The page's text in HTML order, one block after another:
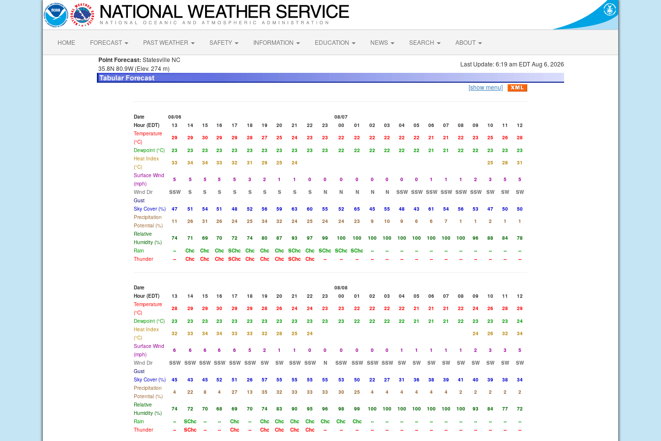
HOME FORECAST PAST WEATHER SAFETY INFORMATION EDUCATION NEWS SEARCH ABOUT
Point Forecast: Statesville NC
35.8N 80.9W (Elev. 274 m)
Last Update: 6:19 am EDT Aug 6, 2026
[show menu]
Date 08/06
08/07
Hour (EDT)
13 14 15 16 17 18 19 20 21 22 23 00 01 02 03 04 05 06 07 08 09 10 11
12
Temperature
(°C)
29 29 30 29 29 28 27 25 24 23 23 22 22 22 22 22 22 21 21 22 23 25 26
28
Dewpoint (°C)
23 23 23 23 23 23 23 23 23 23 23 22 22 22 22 22 22 21 21 22 22 23 23
23
Heat Index
(°C)
33 34 34 33 32 31 29 25 24 25 28
31
Surface Wind
(mph)
5 5 5 5 5 3 2 1 1 0 0 0 0 0 0 0 0 1 1 1 2 3 5
5
Wind Dir
SSW S S S S S S S S S N N N N N SSW SSW SSW SSW SSW SSW SW SW
SW
Gust
Sky Cover (%)
47 51 54 51 48 52 56 59 63 60 55 52 65 45 55 48 43 61 54 56 53 47 50
50
Precipitation
Potential (%)
11 26 31 26 24 25 34 32 24 25 24 24 23 9 10 9 6 6 7 1 1 2 1
1
Relative
Humidity (%)
74 71 69 70 72 74 80 87 93 97 99 100 100 100 100 100 100 100 100 100 96 88 84
78
Rain
-- Chc Chc Chc SChc Chc Chc Chc SChc Chc SChc SChc SChc -- -- -- -- -- -- -- -- -- --
--
Thunder
-- Chc Chc Chc SChc Chc Chc Chc SChc Chc -- -- -- -- -- -- -- -- -- -- -- -- -- --
Date
08/08
Hour (EDT)
13 14 15 16 17 18 19 20 21 22 23 00 01 02 03 04 05 06 07 08 09 10 11
12
Temperature
(°C)
28 29 29 30 29 29 28 26 24 24 23 23 22 22 22 22 21 21 21 22 24 26 28
29
Dewpoint (°C)
23 23 23 23 23 23 23 23 23 23 23 23 22 22 22 22 21 21 21 22 23 23 23
24
Heat Index
(°C)
32 33 34 34 33 33 32 28 25 24 24 26 32
34
Surface Wind
(mph)
6 6 6 6 6 5 2 1 1 0 0 0 0 0 0 1 1 1 1 1 2 3 3
5
Wind Dir
SSW SSW SSW SSW SSW SSW SW SW SSW SSW N SSW SSW SSW SSW SW SW SW SW SW SW SW SW
SW
Gust
Sky Cover (%)
45 43 45 52 51 26 57 55 55 55 55 53 50 22 27 31 36 38 39 41 40 39 38
34
Precipitation
Potential (%)
4 22 8 4 27 13 35 32 33 33 33 30 25 4 4 4 4 4 4 2 2 2 2
2
Relative
Humidity (%)
74 72 70 68 69 70 74 83 90 95 96 98 99 100 100 100 100 100 100 100 93 84 77
72
Rain
-- SChc -- -- Chc -- Chc Chc Chc Chc Chc Chc Chc -- -- -- -- -- -- -- -- -- --
--
Thunder
-- SChc -- -- Chc -- Chc Chc Chc Chc -- -- -- -- -- -- -- -- -- -- -- -- -- --